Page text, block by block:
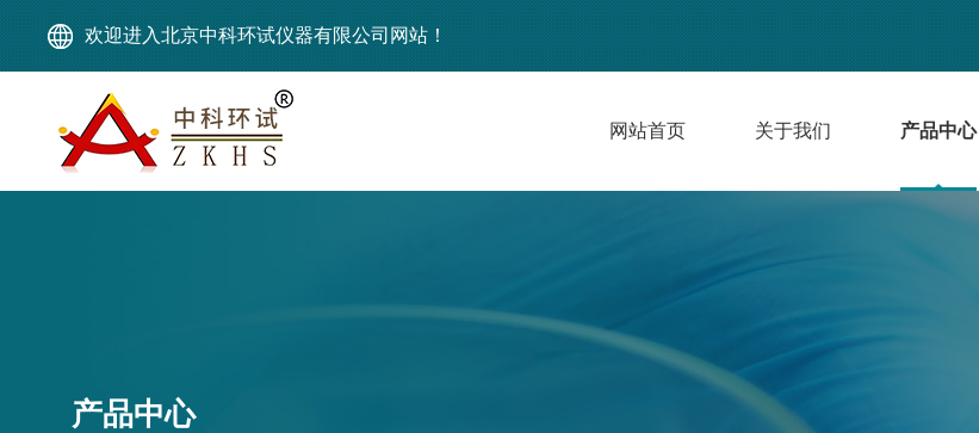
欢迎进入北京中科环试仪器有限公司网站！
网站首页 关于我们 产品中心
产品中心